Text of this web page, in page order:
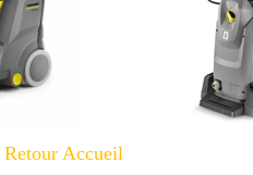
Retour Accueil